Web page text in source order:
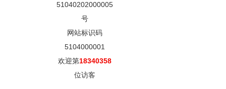
51040202000005
号
网站标识码
5104000001
欢迎第18340358
位访客